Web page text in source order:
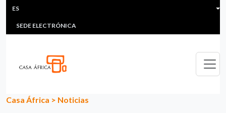
Pasar al contenido principal
HEADER MENU
MULTIMEDIA
SEDE ELECTRÓNICA
ES
Casa África > Noticias